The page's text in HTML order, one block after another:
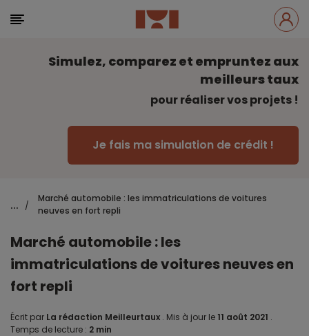
Simulez, comparez et empruntez aux
meilleurs taux
pour réaliser vos projets !
Je fais ma simulation de crédit !
... /
Marché automobile : les immatriculations de voitures
neuves en fort repli
Marché automobile : les
immatriculations de voitures neuves en
fort repli
Écrit par La rédaction Meilleurtaux . Mis à jour le 11 août 2021 .
Temps de lecture : 2 min